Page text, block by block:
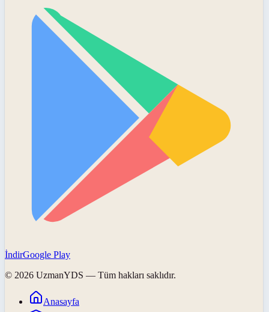
İndirGoogle Play
© 2026 UzmanYDS — Tüm hakları saklıdır.
Anasayfa